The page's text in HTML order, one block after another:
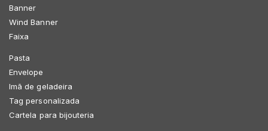
Banner
Wind Banner
Faixa
Pasta
Envelope
Imã de geladeira
Tag personalizada
Cartela para bijouteria